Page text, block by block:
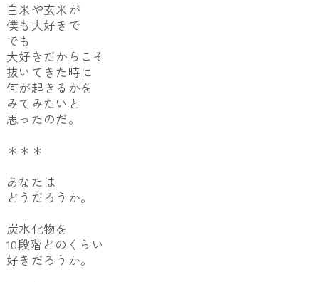
白米や玄米が
僕も大好きで
でも
大好きだからこそ
抜いてきた時に
何が起きるかを
みてみたいと
思ったのだ。
＊＊＊
あなたは
どうだろうか。
炭水化物を
10段階どのくらい
好きだろうか。